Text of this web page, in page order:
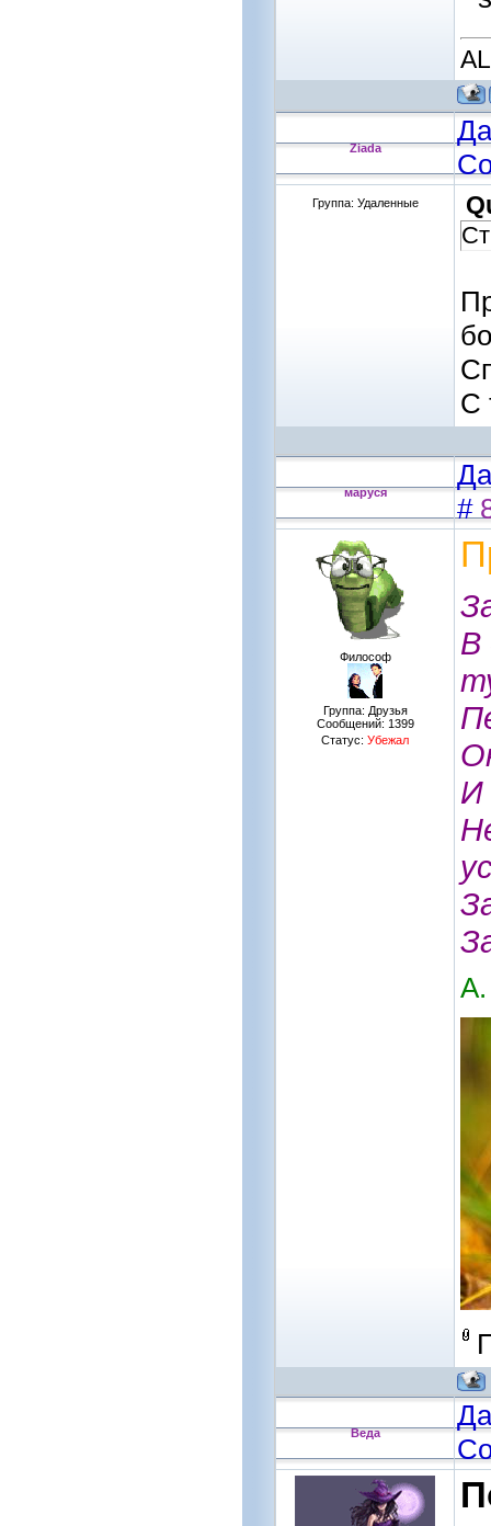
Ziada
Группа: Удаленные
С
маруся
#
Философ
Группа: Друзья
Сообщений: 1399
Статус: Убежал
В
И
А.
Веда